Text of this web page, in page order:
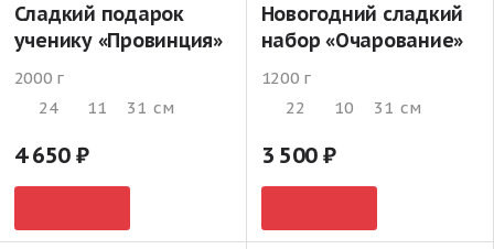
Сладкий подарок
ученику «Провинция»
2000 г
24
11 31 см
4 650
Новогодний сладкий
набор «Очарование»
1200 г
22
10 31 см
3 500